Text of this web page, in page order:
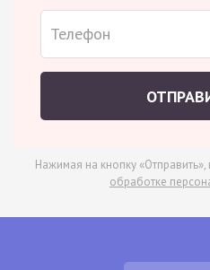
Нажимая на кнопку
обработке